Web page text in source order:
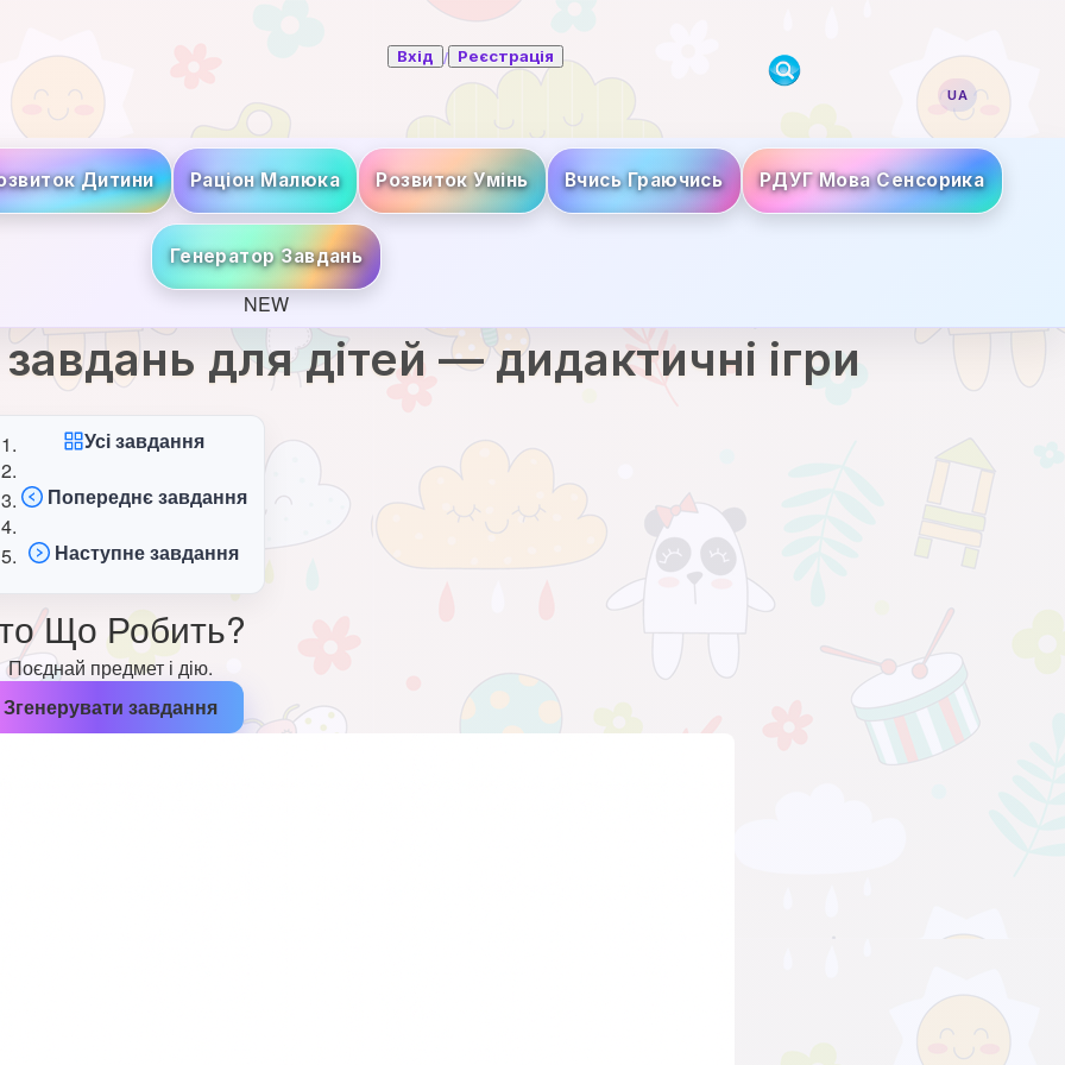
Вхід / Реєстрація
UA
Дитини Раціон Малюка Розвиток Умінь Вчись Граючись РДУГ Мова Сенсорика
Генератор Завдань
NEW
для дітей — дидактичні ігри
Усі завдання
Попереднє завдання
Наступне завдання
Що Робить?
Поєднай предмет і дію.
Згенерувати завдання